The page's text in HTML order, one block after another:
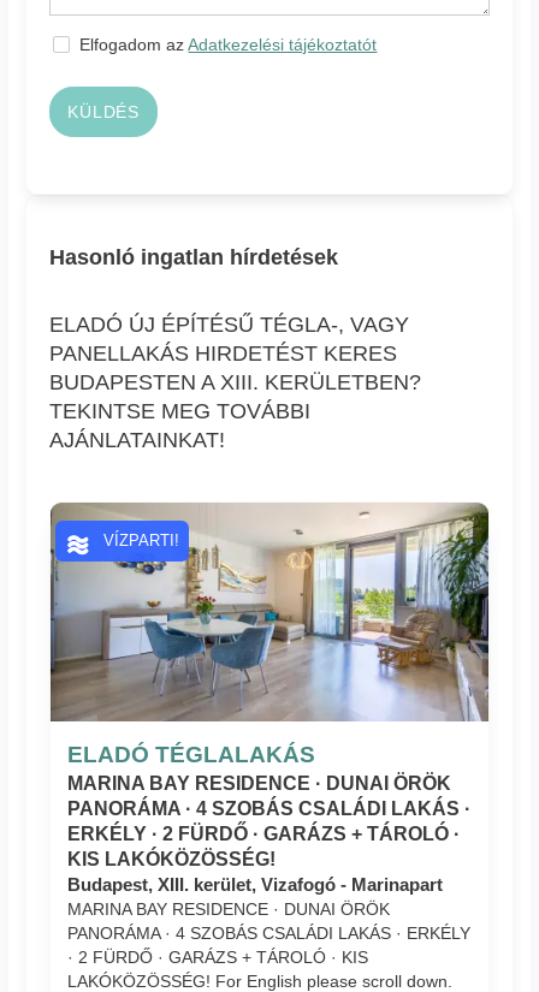
Elfogadom azAdatkezelési tájékoztatót
KÜLDÉS
Hasonló ingatlan hírdetések
ELADÓ ÚJ ÉPÍTÉSŰ TÉGLA-, VAGY
PANELLAKÁS HIRDETÉST KERES
BUDAPESTEN A XIII. KERÜLETBEN?
TEKINTSE MEG TOVÁBBI
AJÁNLATAINKAT!
ELADÓ TÉGLALAKÁS
MARINA BAY RESIDENCE · DUNAI ÖRÖK
PANORÁMA · 4 SZOBÁS CSALÁDI LAKÁS ·
ERKÉLY · 2 FÜRDŐ · GARÁZS + TÁROLÓ ·
KIS LAKÓKÖZÖSSÉG!
Budapest, XIII. kerület, Vizafogó - Marinapart
MARINA BAY RESIDENCE · DUNAI ÖRÖK
PANORÁMA · 4 SZOBÁS CSALÁDI LAKÁS · ERKÉLY
· 2 FÜRDŐ · GARÁZS + TÁROLÓ · KIS
LAKÓKÖZÖSSÉG! For English please scroll down.
VÍZPARTI!